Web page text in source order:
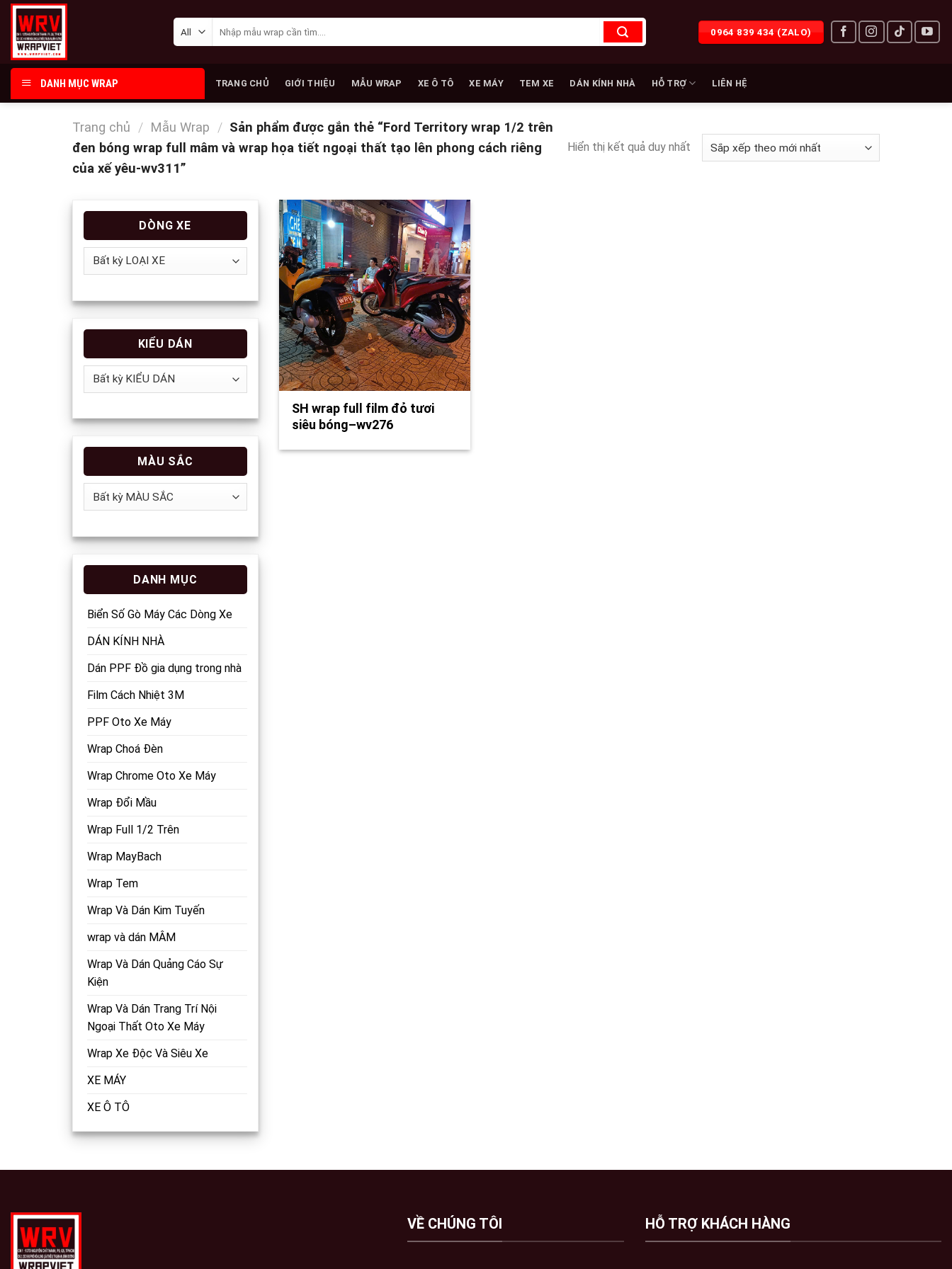
Skip
content
kiếm:
0964 839 434 (ZALO)
DANH MỤC WRAP TRANG CHỦ GIỚI THIỆU MẪU WRAP XE Ô TÔ XE MÁY TEM XE DÁN KÍNH NHÀ HỖ TRỢ LIÊN HỆ
Trang chủ / Mẫu Wrap / Sản phẩm được gắn thẻ “Ford Territory wrap 1/2 trên
đen bóng wrap full mâm và wrap họa tiết ngoại thất tạo lên phong cách riêng
của xế yêu-wv311”
Hiển thị kết quả duy nhất
DÒNG XE
KIỂU DÁN
MÀU SẮC
DANH MỤC
Biển Số Gò Máy Các Dòng Xe
DÁN KÍNH NHÀ
Dán PPF Đồ gia dụng trong nhà
Film Cách Nhiệt 3M
PPF Oto Xe Máy
Wrap Choá Đèn
Wrap Chrome Oto Xe Máy
Wrap Đổi Mầu
Wrap Full 1/2 Trên
Wrap MayBach
Wrap Tem
Wrap Và Dán Kim Tuyến
wrap và dán MÂM
Wrap Và Dán Quảng Cáo Sự
Kiện
Wrap Và Dán Trang Trí Nội
Ngoại Thất Oto Xe Máy
Wrap Xe Độc Và Siêu Xe
XE MÁY
XE Ô TÔ
SH wrap full film đỏ tươi
siêu bóng–wv276
VỀ CHÚNG TÔI HỖ TRỢ KHÁCH HÀNG